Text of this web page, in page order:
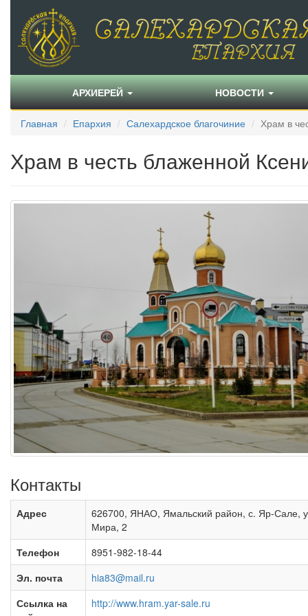
АРХИЕРЕЙ НОВОСТИ
Главная Епархия Салехардское благочиние Храм в
Храм в честь блаженной
Контакты
Адрес
626700, ЯНАО, Ямальский район, с. Яр-Сале,
Мира, 2
Телефон
8951-982-18-44
Эл. почта
hia83@mail.ru
Ссылка на
http://www.hram.yar-sale.ru